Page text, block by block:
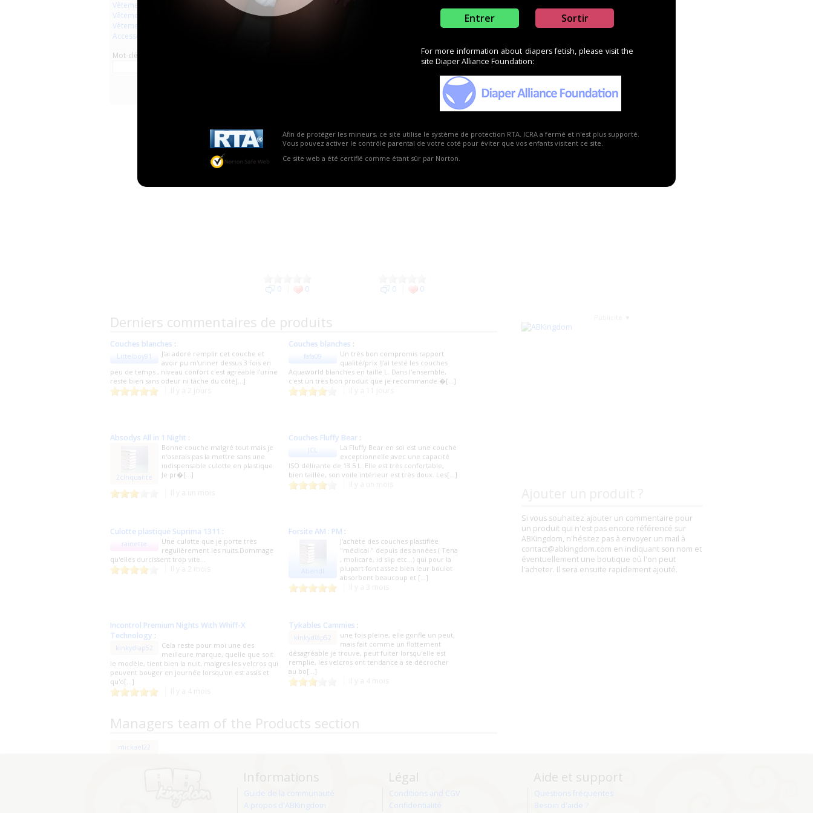
Entrer Sortir
For more information about diapers fetish, please visit the
site Diaper Alliance Foundation:
Afin de protéger les mineurs, ce site utilise le système de protection RTA. ICRA a fermé et n'est plus supporté.
Vous pouvez activer le contrôle parental de votre coté pour éviter que vos enfants visitent ce site.
Ce site web a été certifié comme étant sûr par Norton.
Vêtements
Vêtements en plastique
Vêtements en latex
Accessoires
Mot-clé
Little Darling
Overa...
0 0
LittleForBig Brat
0 0
Si vous souhaitez ajouter un commentaire pour
un produit qui n'est pas encore référencé sur
ABKingdom, n'hésitez pas à envoyer un mail à
contact@abkingdom.com en indiquant son nom et
éventuellement une boutique où l'on peut
l'acheter. Il sera ensuite rapidement ajouté.
Derniers commentaires de produits
Couches blanches :
Littelboy91
J'ai adoré remplir cet couche et
avoir pu m'uriner dessus 3 fois en
peu de temps , niveau confort c'est agréable l'urine
reste bien sans odeur ni tâche du côté[...]
Couches blanches :
fafa09
Un très bon compromis rapport
qualité/prix !​J'ai testé les couches
Aquaworld blanches en taille L. Dans l'ensemble,
c'est un très bon produit que je recommande.�[...]
Absodys All in 1 Night :
2cinquante
Bonne couche malgré tout mais je
n'oserais pas la mettre sans une
indispensable culotte en plastique
Je pr�[...]
Couches Fluffy Bear :
JCL
La Fluffy Bear en soi est une couche
exceptionnelle avec une capacité
ISO délirante de 13.5 L. Elle est très confortable,
bien taillée, son voile intérieur est très doux. Les[...]
Culotte plastique Suprima 1311 :
rainette
Une culotte que je porte très
regulièrement les nuits.Dommage
qu'elles durcissent trop vite...
Forsite AM : PM :
J’achète des couches plastifiée
"médical " depuis des années ( Tena
, molicare, id slip etc…) qui pour la
plupart font assez bien leur boulot
absorbent beaucoup et [...]
Incontrol Premium Nights With Whiff-X
Technology :
kinkydiap52
Cela reste pour moi une des
meilleure marque, quelle que soit
le modèle, tient bien la nuit, malgres les velcros qui
peuvent bouger en journée lorsqu'on est assis et
qu'o[...]
Tykables Cammies :
kinkydiap52
une fois pleine, elle gonfle un peut,
mais fait comme un flottement
désagréable je trouve, peut fuiter lorsqu'elle est
remplie, les velcros ont tendance a se décrocher
au bo[...]
Managers team of the Products section
mickael22
Informations
Guide de la communauté
A propos d'ABKingdom
Légal
Conditions and CGV
Confidentialité
Aide et support
Questions fréquentes
Besoin d'aide ?